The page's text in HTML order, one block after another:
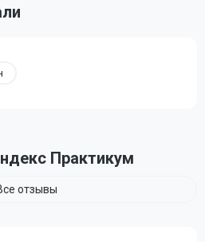
Практикум
отзывы